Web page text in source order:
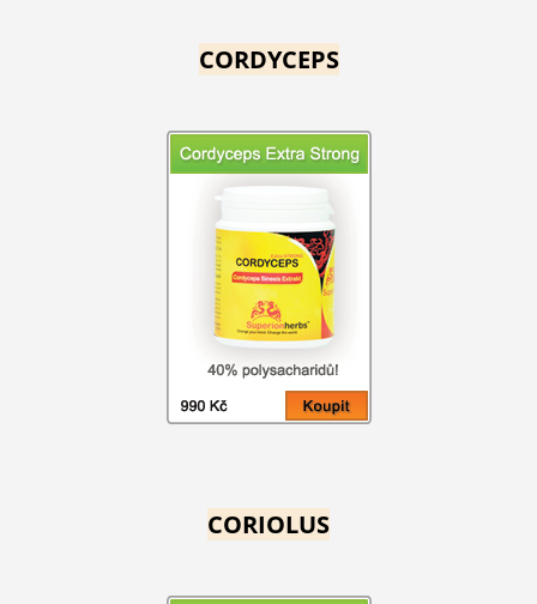
CORDYCEPS
CORIOLUS